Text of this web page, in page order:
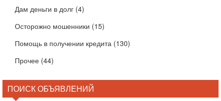
Дам деньги в долг (4)
Осторожно мошенники (15)
Помощь в получении кредита (130)
Прочее (44)
ПОИСК ОБЪЯВЛЕНИЙ